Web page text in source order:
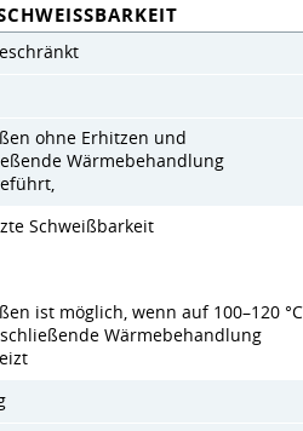
ohne Erhitzen und
Wärmebehandlung
Schweißbarkeit
ist möglich, wenn auf 100–120 °C
Wärmebehandlung